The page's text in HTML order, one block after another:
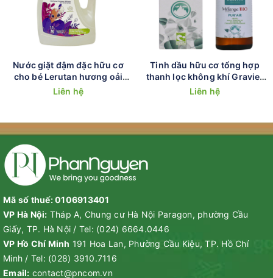
Nước giặt đậm đặc hữu cơ
cho bé Lerutan hương oải
hương 1.5L
Liên hệ
Tinh dầu hữu cơ tổng hợp
thanh lọc không khí Gravier
30ml
Liên hệ
Mã số thuế: 0106913401
VP Hà Nội: Tháp A, Chung cư Hà Nội Paragon, phường Cầu
Giấy, TP. Hà Nội / Tel: (024) 6664.0446
VP Hồ Chí Minh 191 Hoa Lan, Phường Cầu Kiệu, TP. Hồ Chí
Minh / Tel: (028) 3910.7116
Email: contact@pncom.vn